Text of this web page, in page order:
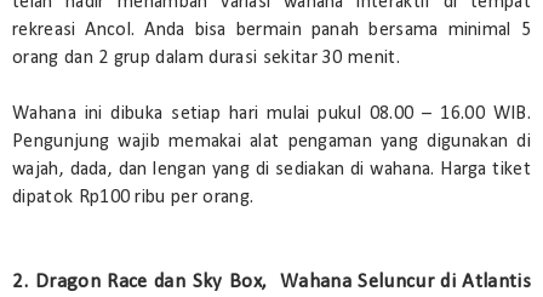
rekreasi Ancol. Anda bisa bermain panah bersama minimal 5
orang dan 2 grup dalam durasi sekitar 30 menit.
Wahana ini dibuka setiap hari mulai pukul 08.00 – 16.00 WIB.
Pengunjung wajib memakai alat pengaman yang digunakan di
wajah, dada, dan lengan yang di sediakan di wahana. Harga tiket
dipatok Rp100 ribu per orang.
2. Dragon Race dan Sky Box, Wahana Seluncur di Atlantis